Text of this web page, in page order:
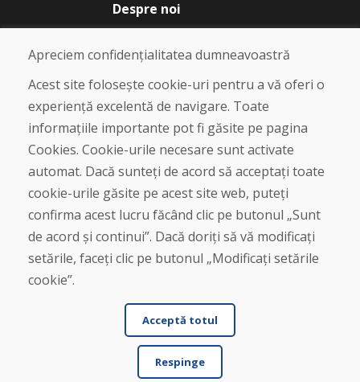
Despre noi
Blog
Despre noi
Magazin
Contact
Cumpărare
Magazin online
Livrare și plată
Plângere
Retur și schimb de mărfuri
Protecția datelor cu caracter personal
Cookies
Apreciem confidențialitatea dumneavoastră
Acest site folosește cookie-uri pentru a vă oferi o
experiență excelentă de navigare. Toate
informațiile importante pot fi găsite pe pagina
Cookies. Cookie-urile necesare sunt activate
automat. Dacă sunteți de acord să acceptați toate
cookie-urile găsite pe acest site web, puteți
confirma acest lucru făcând clic pe butonul „Sunt
de acord și continui”. Dacă doriți să vă modificați
setările, faceți clic pe butonul „Modificați setările
cookie”.
Acceptă totul
Respinge